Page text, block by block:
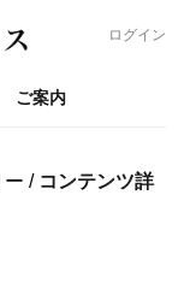
ログイン
ご案内
ー
コンテンツ詳